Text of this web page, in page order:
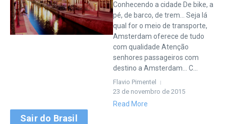
Conhecendo a cidade De bike, a
pé, de barco, de trem… Seja lá
qual for o meio de transporte,
Amsterdam oferece de tudo
com qualidade Atenção
senhores passageiros com
destino a Amsterdam… C...
Flavio Pimentel
23 de novembro de 2015
Read More
Sair do Brasil